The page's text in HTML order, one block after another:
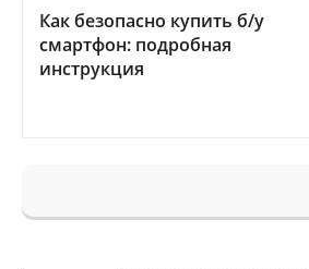
Как безопасно купить б/у
смартфон: подробная
инструкция